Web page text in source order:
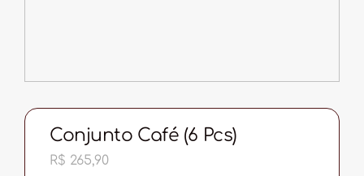
Conjunto Café (6 Pcs)
R$ 265,90